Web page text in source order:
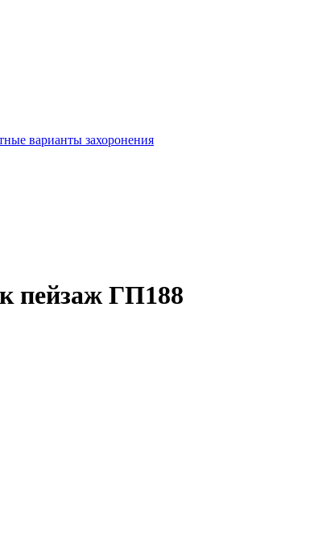
варианты захоронения
пейзаж ГП188